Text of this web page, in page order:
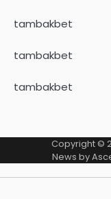
tambakbet
tambakbet
tambakbet
Copyright ©
News by